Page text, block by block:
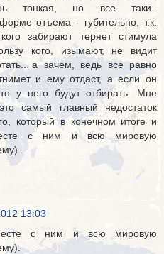
тонкая, но все таки..
отъема - губительно, т.к.
забирают теряет стимула
кого, изымают, не видит
а зачем, ведь все равно
и ему отдаст, а если он
у него будут отбирать. Мне
самый главный недостаток
который в конечном итоге и
с ним и всю мировую
13:03
с ним и всю мировую